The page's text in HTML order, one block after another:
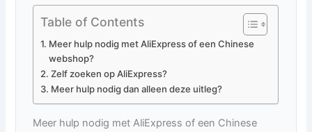
Table of Contents
Meer hulp nodig met AliExpress of een Chinese
webshop?
Zelf zoeken op AliExpress?
Meer hulp nodig dan alleen deze uitleg?
Meer hulp nodig met AliExpress of een Chinese